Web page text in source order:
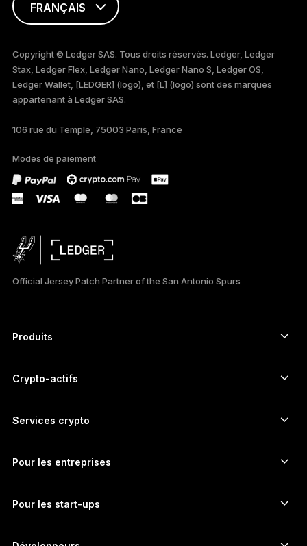
FRANÇAIS
TÜRKÇE
DEUTSCH
PORTUGUÊS
ESPAÑOL
РУССКИЙ
日本語
Copyright © Ledger SAS. Tous droits réservés. Ledger, Ledger
Stax, Ledger Flex, Ledger Nano, Ledger Nano S, Ledger OS,
Ledger Wallet, [LEDGER] (logo), et [L] (logo) sont des marques
appartenant à Ledger SAS.
106 rue du Temple, 75003 Paris, France
Modes de paiement
Official Jersey Patch Partner of the San Antonio Spurs
Produits
Hardware Wallet
Ledger Stax
Ledger Nano Classics
Bundles
Crypto-actifs
Wallet Ethereum
Wallet Cardano
Wallet Monero
Services crypto
Achetez des cryptos
Échangez des cryptos
Pour les entreprises
Pour les start-ups